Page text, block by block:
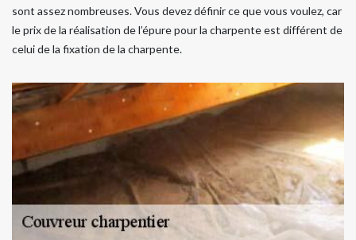
sont assez nombreuses. Vous devez définir ce que vous voulez, car
le prix de la réalisation de l’épure pour la charpente est différent de
celui de la fixation de la charpente.